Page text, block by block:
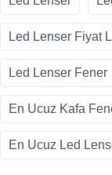
Led Lenser Fiyat
Led Lenser Fener
En Ucuz Kafa
En Ucuz Led